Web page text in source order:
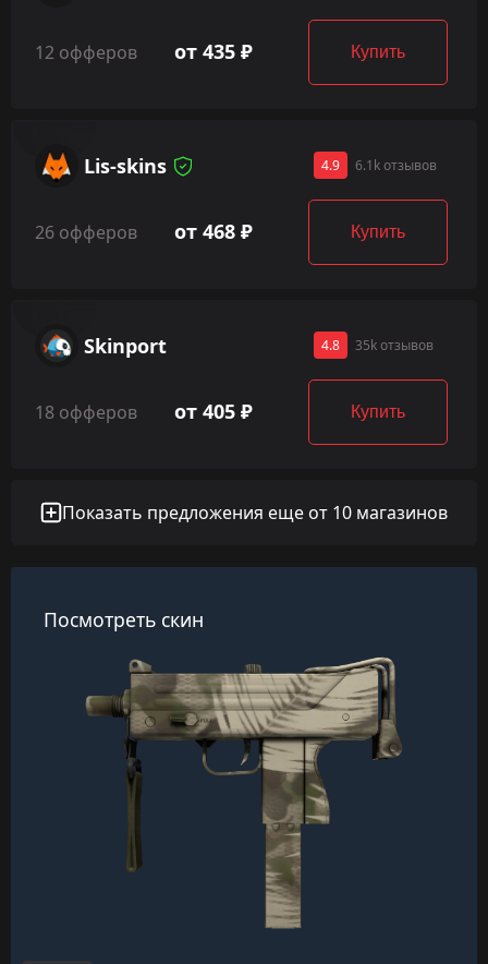
12 офферов от 435 ₽ Купить
Lis-skins 4.9 6.1k отзывов
26 офферов от 468 ₽ Купить
Skinport 4.8 35k отзывов
18 офферов от 405 ₽ Купить
Показать предложения еще от 10 магазинов
Посмотреть скин